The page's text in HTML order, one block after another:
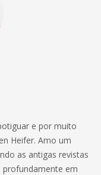
e por muito
Heifer. Amo um
as antigas revistas
profundamente em